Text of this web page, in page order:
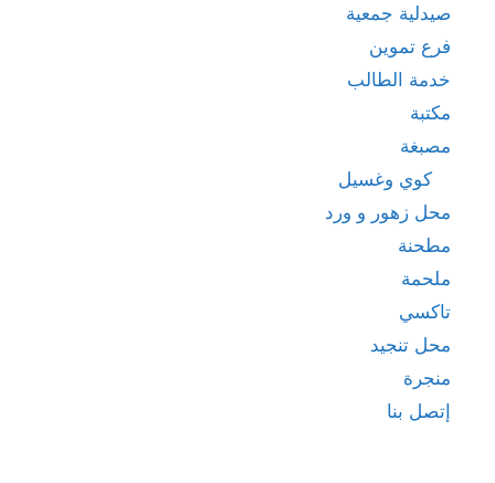
صيدلية جمعية
فرع تموين
خدمة الطالب
مكتبة
مصبغة
كوي وغسيل
محل زهور و ورد
مطحنة
ملحمة
تاكسي
محل تنجيد
منجرة
إتصل بنا